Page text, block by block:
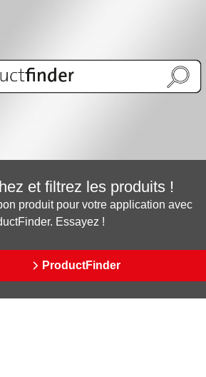
et filtrez les produits !
produit pour votre application avec
Essayez !
ProductFinder